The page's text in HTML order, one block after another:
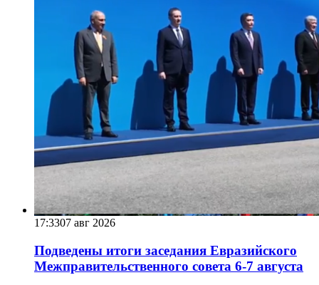
17:3307 авг 2026
Подведены итоги заседания Евразийского
Межправительственного совета 6-7 августа